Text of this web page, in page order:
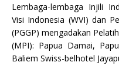
Lembaga-lembaga Injili
Visi Indonesia (WVI) dan
(PGGP) mengadakan
(MPI): Papua Damai,
Baliem Swiss-belhotel